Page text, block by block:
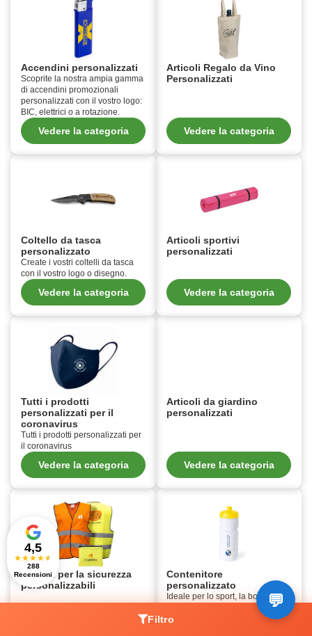
Accendini personalizzati
Scoprite la nostra ampia gamma
di accendini promozionali
personalizzati con il vostro logo:
BIC, elettrici o a rotazione.
Vedere la categoria
Articoli Regalo da Vino
Personalizzati
Vedere la categoria
Coltello da tasca
personalizzato
Create i vostri coltelli da tasca
con il vostro logo o disegno.
Vedere la categoria
Articoli sportivi
personalizzati
Vedere la categoria
Tutti i prodotti
personalizzati per il
coronavirus
Tutti i prodotti personalizzati per
il coronavirus
Vedere la categoria
Articoli da giardino
personalizzati
Vedere la categoria
Articoli per la sicurezza
personalizzabili
Contenitore
personalizzato
Ideale per lo sport, la bottiglia
promozionale in plastica o tritan
è personalizzata con il logo del
Filtro
4,5
★★★★★
288
Recensioni